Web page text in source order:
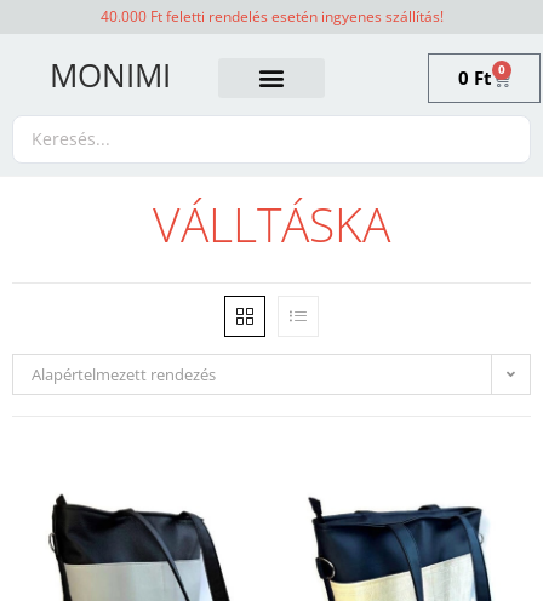
40.000 Ft feletti rendelés esetén ingyenes szállítás!
MONIMI 0 Ft 0
VÁLLTÁSKA
Alapértelmezett rendezés